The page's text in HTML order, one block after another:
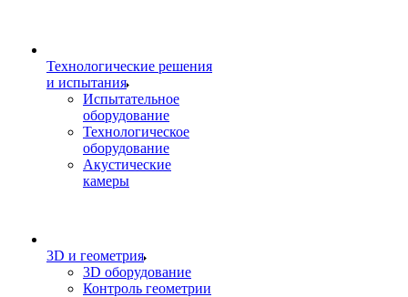
Технологические решения
и испытания
Испытательное
оборудование
Технологическое
оборудование
Акустические
камеры
3D и геометрия
3D оборудование
Контроль геометрии